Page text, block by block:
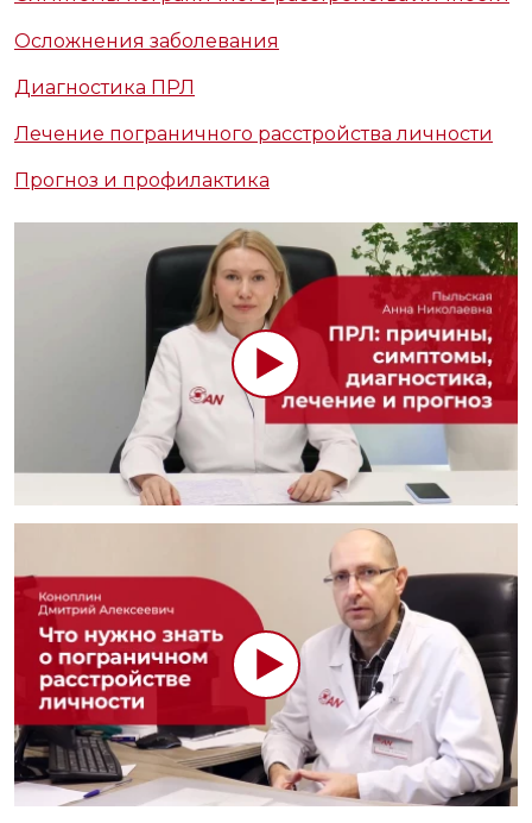
Осложнения заболевания
Диагностика ПРЛ
Лечение пограничного расстройства личности
Прогноз и профилактика